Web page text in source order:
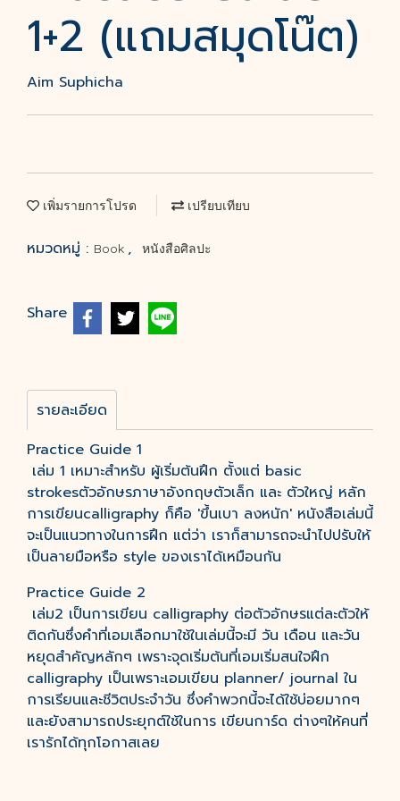
1+2 (แถมสมุดโน๊ต)
Aim Suphicha
เพิ่มรายการโปรด เปรียบเทียบ
หมวดหมู่ : Book , หนังสือศิลปะ
Share
รายละเอียด
Practice Guide 1
เล่ม 1 เหมาะสำหรับ ผู้เริ่มต้นฝึก ตั้งแต่ basic
strokesตัวอักษรภาษาอังกฤษตัวเล็ก และ ตัวใหญ่ หลัก
การเขียนcalligraphy ก็คือ 'ขึ้นเบา ลงหนัก' หนังสือเล่มนี้
จะเป็นแนวทางในการฝึก แต่ว่า เราก็สามารถจะนำไปปรับให้
เป็นลายมือหรือ style ของเราได้เหมือนกัน
Practice Guide 2
เล่ม2 เป็นการเขียน calligraphy ต่อตัวอักษรแต่ละตัวให้
ติดกันซึ่งคำที่เอมเลือกมาใช้ในเล่มนี้จะมี วัน เดือน และวัน
หยุดสำคัญหลักๆ เพราะจุดเริ่มต้นที่เอมเริ่มสนใจฝึก
calligraphy เป็นเพราะเอมเขียน planner/ journal ใน
การเรียนและชีวิตประจำวัน ซึ่งคำพวกนี้จะได้ใช้บ่อยมากๆ
และยังสามารถประยุกต์ใช้ในการ เขียนการ์ด ต่างๆให้คนที่
เรารักได้ทุกโอกาสเลย